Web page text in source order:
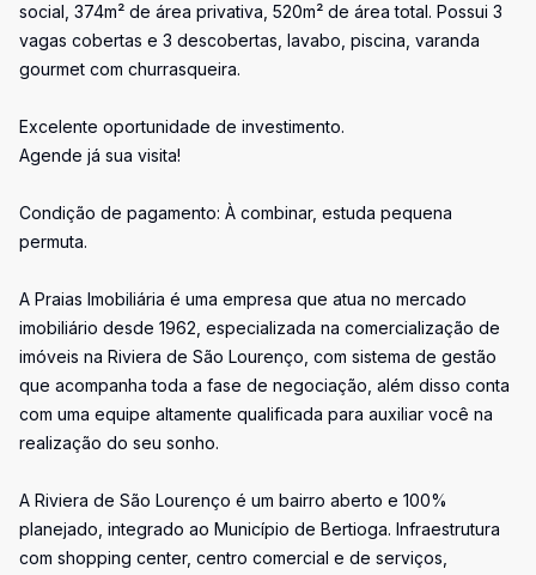
social, 374m² de área privativa, 520m² de área total. Possui 3
vagas cobertas e 3 descobertas, lavabo, piscina, varanda
gourmet com churrasqueira.
Excelente oportunidade de investimento.
Agende já sua visita!
Condição de pagamento: À combinar, estuda pequena
permuta.
A Praias Imobiliária é uma empresa que atua no mercado
imobiliário desde 1962, especializada na comercialização de
imóveis na Riviera de São Lourenço, com sistema de gestão
que acompanha toda a fase de negociação, além disso conta
com uma equipe altamente qualificada para auxiliar você na
realização do seu sonho.
A Riviera de São Lourenço é um bairro aberto e 100%
planejado, integrado ao Município de Bertioga. Infraestrutura
com shopping center, centro comercial e de serviços,